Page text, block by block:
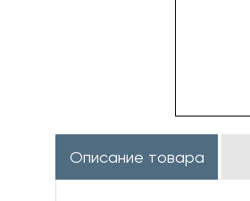
Описание товара